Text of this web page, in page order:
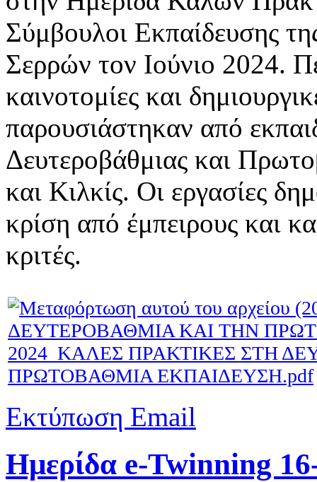
Σύμβουλοι Εκπαίδευσης
Σερρών τον Ιούνιο 2024.
καινοτομίες και
παρουσιάστηκαν από
Δευτεροβάθμιας και
και Κιλκίς. Οι εργασίες
κρίση από έμπειρους και
κριτές.
2024_ΚΑΛΕΣ ΠΡΑΚΤΙΚΕΣ ΣΤΗ
ΠΡΩΤΟΒΑΘΜΙΑ ΕΚΠΑΙΔΕΥΣΗ.pdf
Εκτύπωση Email
Ημερίδα e-Twinning